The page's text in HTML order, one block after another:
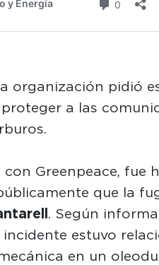
organización pidió
a las
con Greenpeace, fue
que la
. Según
incidente estuvo
en un